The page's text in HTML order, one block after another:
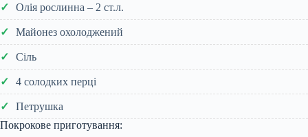
Олія рослинна – 2 ст.л.
Майонез охолоджений
Сіль
4 солодких перці
Петрушка
Покрокове приготування: